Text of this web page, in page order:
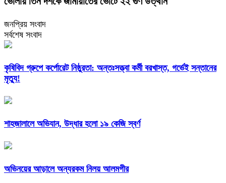
জনপ্রিয় সংবাদ
সর্বশেষ সংবাদ
কৃষিবিদ গ্রুপে কর্পোরেট নিষ্ঠুরতা: অন্তঃসত্ত্বা কর্মী বরখাস্ত, গর্ভেই সন্তানের
মৃত্যু!
শাহজালালে অভিযান, উদ্ধার হলো ১৯ কেজি স্বর্ণ
অভিনয়ের আড়ালে অন্যরকম নিলয় আলমগীর